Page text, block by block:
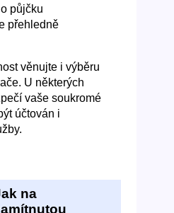
půjčku
přehledně
věnujte i výběru
U některých
vaše soukromé
účtován i
na